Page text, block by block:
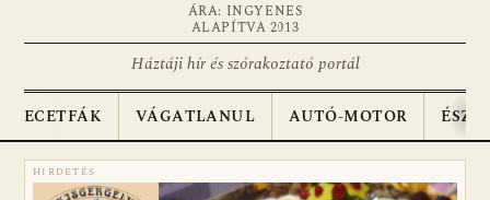
ÁRA: INGYENES
ALAPÍTVA 2013
Háztáji hír és szórakoztató portál
ECETFÁK VÁGATLANUL AUTÓ-MOTOR
HIRDETÉS